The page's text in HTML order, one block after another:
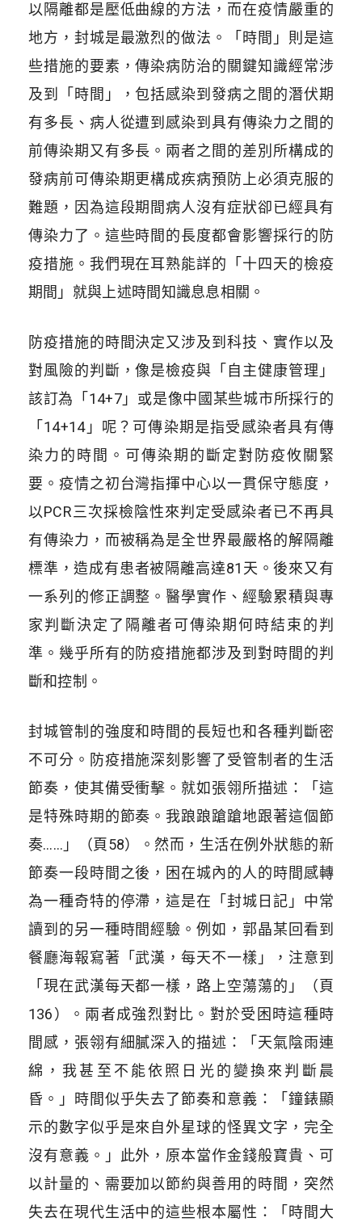
以隔離都是壓低曲線的方法，而在疫情嚴重的
地方，封城是最激烈的做法。「時間」則是這
些措施的要素，傳染病防治的關鍵知識經常涉
及到「時間」，包括感染到發病之間的潛伏期
有多長、病人從遭到感染到具有傳染力之間的
前傳染期又有多長。兩者之間的差別所構成的
發病前可傳染期更構成疾病預防上必須克服的
難題，因為這段期間病人沒有症狀卻已經具有
傳染力了。這些時間的長度都會影響採行的防
疫措施。我們現在耳熟能詳的「十四天的檢疫
期間」就與上述時間知識息息相關。
防疫措施的時間決定又涉及到科技、實作以及
對風險的判斷，像是檢疫與「自主健康管理」
該訂為「14+7」或是像中國某些城市所採行的
「14+14」呢？可傳染期是指受感染者具有傳
染力的時間。可傳染期的斷定對防疫攸關緊
要。疫情之初台灣指揮中心以一貫保守態度，
以PCR三次採檢陰性來判定受感染者已不再具
有傳染力，而被稱為是全世界最嚴格的解隔離
標準，造成有患者被隔離高達81天。後來又有
一系列的修正調整。醫學實作、經驗累積與專
家判斷決定了隔離者可傳染期何時結束的判
準。幾乎所有的防疫措施都涉及到對時間的判
斷和控制。
封城管制的強度和時間的長短也和各種判斷密
不可分。防疫措施深刻影響了受管制者的生活
節奏，使其備受衝擊。就如張翎所描述：「這
是特殊時期的節奏。我踉踉蹌蹌地跟著這個節
奏……」（頁58）。然而，生活在例外狀態的新
節奏一段時間之後，困在城內的人的時間感轉
為一種奇特的停滯，這是在「封城日記」中常
讀到的另一種時間經驗。例如，郭晶某回看到
餐廳海報寫著「武漢，每天不一樣」，注意到
「現在武漢每天都一樣，路上空蕩蕩的」（頁
136）。兩者成強烈對比。對於受困時這種時
間感，張翎有細膩深入的描述：「天氣陰雨連
綿，我甚至不能依照日光的變換來判斷晨
昏。」時間似乎失去了節奏和意義：「鐘錶顯
示的數字似乎是來自外星球的怪異文字，完全
沒有意義。」此外，原本當作金錢般寶貴、可
以計量的、需要加以節約與善用的時間，突然
失去在現代生活中的這些根本屬性：「時間大